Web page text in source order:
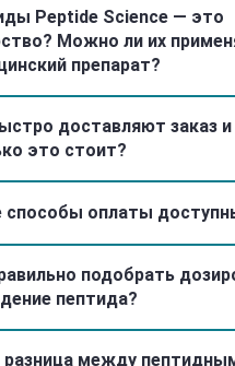
к образованию
пептида в виде
белого порошка.
стабильность при
реконституции.
по хранению:
хранение (до 3–4
пептиды:
до +25°C в
пептиды:
хранение (свыше 4
глубокая заморозка
сохранения
Peptide Science — это
Можно ли их
препарат?
доставляют заказ и
это стоит?
способы оплаты
подобрать
пептида?
разница между